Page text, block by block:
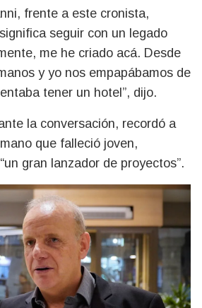
frente a este cronista,
seguir con un legado
me he criado acá. Desde
y yo nos empapábamos de
tener un hotel”, dijo.
la conversación, recordó a
que falleció joven,
gran lanzador de proyectos”.